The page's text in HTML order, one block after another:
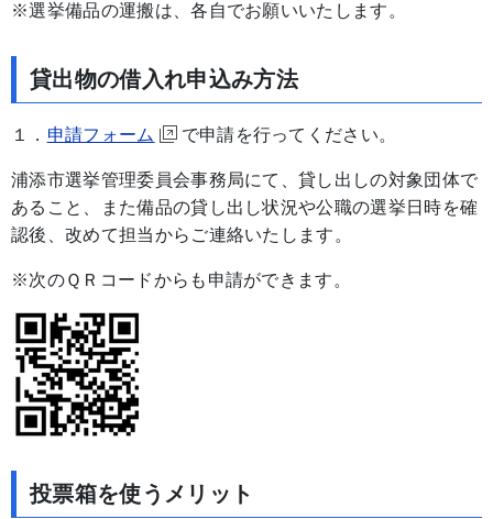
※選挙備品の運搬は、各自でお願いいたします。
貸出物の借入れ申込み方法
１． 申請フォーム で申請を行ってください。
浦添市選挙管理委員会事務局にて、貸し出しの対象団体で
あること、また備品の貸し出し状況や公職の選挙日時を確
認後、改めて担当からご連絡いたします。
※次のＱＲコードからも申請ができます。
投票箱を使うメリット